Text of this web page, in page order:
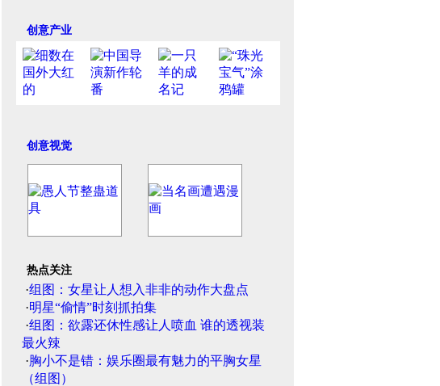
创意产业
创意视觉
热点关注
·组图：女星让人想入非非的动作大盘点
·明星“偷情”时刻抓拍集
·组图：欲露还休性感让人喷血 谁的透视装
最火辣
·胸小不是错：娱乐圈最有魅力的平胸女星
（组图）